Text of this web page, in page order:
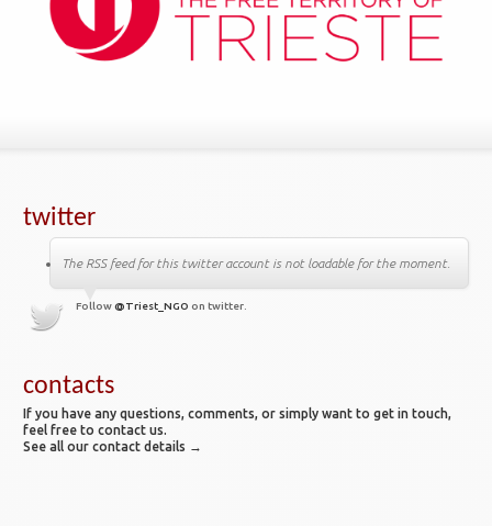
twitter
The RSS feed for this twitter account is not loadable for the moment.
Follow @Triest_NGO on twitter.
contacts
If you have any questions, comments, or simply want to get in touch,
feel free to contact us.
See all our contact details →